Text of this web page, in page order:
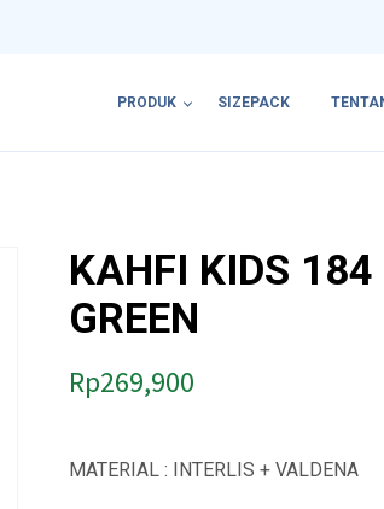
PRODUK SIZEPACK
KAHFI KIDS 184
GREEN
Rp269,900
MATERIAL : INTERLIS + VALDENA